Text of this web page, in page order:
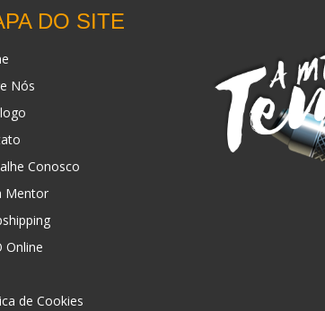
DO SITE
Nós
Conosco
Mentor
Online
de Cookies